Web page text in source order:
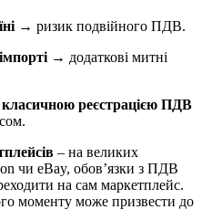
→ ризик подвійного ПДВ.
→ додаткові митні
реєстрацією ПДВ
– на великих
чи eBay, обов’язки з ПДВ
на сам маркетплейс.
моменту може призвести до